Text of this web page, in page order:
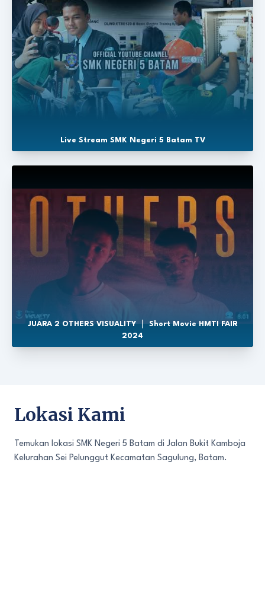
Live Stream SMK Negeri 5 Batam TV
JUARA 2 OTHERS VISUALITY ｜ Short Movie HMTI FAIR
2024
Lokasi Kami
Temukan lokasi SMK Negeri 5 Batam di Jalan Bukit Kamboja
Kelurahan Sei Pelunggut Kecamatan Sagulung, Batam.